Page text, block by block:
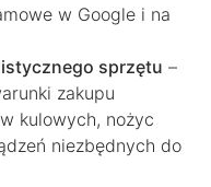
w Google i na
sprzętu –
zakupu
kulowych, nożyc
niezbędnych do